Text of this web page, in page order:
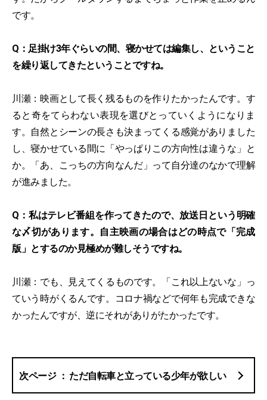
です。
Q：足掛け3年ぐらいの間、寝かせては編集し、ということ
を繰り返してきたということですね。
川瀬：映画として長く残るものを作りたかったんです。す
ると奇をてらわない表現を選びとっていくようになりま
す。自然とシーンの長さも決まってくる感覚がありました
し、寝かせている間に「やっぱりこの方向性は違うな」と
か。「あ、こっちの方向なんだ」って自分達のなかで理解
が進みました。
Q：私はテレビ番組を作ってきたので、放送日という明確
な〆切があります。自主映画の場合はどの時点で「完成
版」とするのか見極めが難しそうですね。
川瀬：でも、見えてくるものです。「これ以上ないな」っ
ていう時がくるんです。コロナ禍などで何年も完成できな
かったんですが、逆にそれがありがたかったです。
ただ自転車と立っている少年が欲しい